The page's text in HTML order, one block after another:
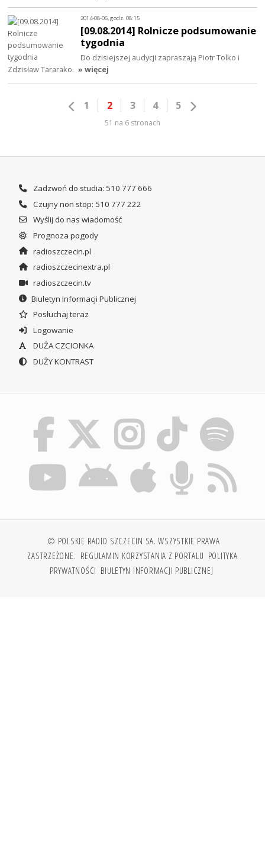
2014-08-06, godz. 08:15
[09.08.2014] Rolnicze podsumowanie
tygodnia
Do dzisiejszej audycji zapraszają Piotr Tolko i
Zdzisław Tararako. » więcej
1 2 3 4 5
51 na 6 stronach
Zadzwoń do studia: 510 777 666
Czujny non stop: 510 777 222
Wyślij do nas wiadomość
Prognoza pogody
radioszczecin.pl
radioszczecinextra.pl
radioszczecin.tv
Biuletyn Informacji Publicznej
Posłuchaj teraz
Logowanie
DUŻA CZCIONKA
DUŻY KONTRAST
© POLSKIE RADIO SZCZECIN SA. WSZYSTKIE PRAWA
ZASTRZEŻONE. REGULAMIN KORZYSTANIA Z PORTALU POLITYKA
PRYWATNOŚCI BIULETYN INFORMACJI PUBLICZNEJ